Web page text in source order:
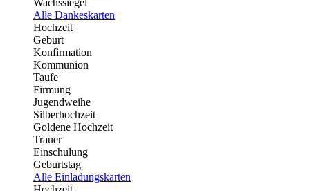
Wachssiegel
Alle Dankeskarten
Hochzeit
Geburt
Konfirmation
Kommunion
Taufe
Firmung
Jugendweihe
Silberhochzeit
Goldene Hochzeit
Trauer
Einschulung
Geburtstag
Alle Einladungskarten